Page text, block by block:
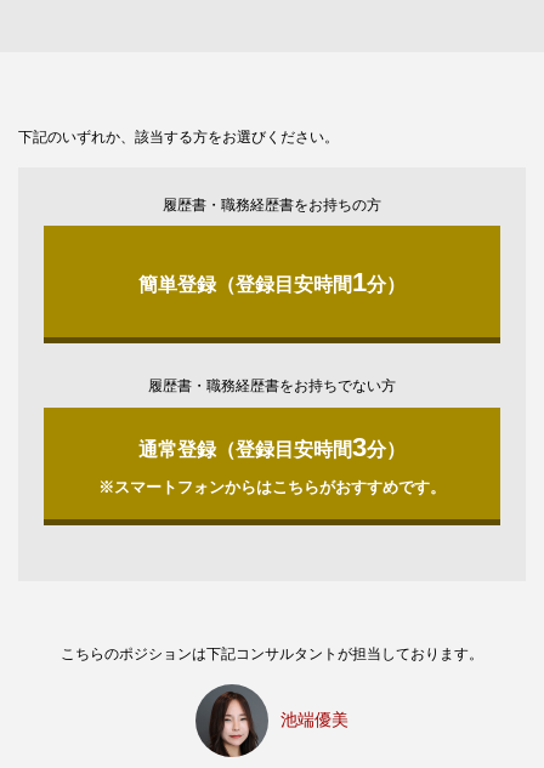
下記のいずれか、該当する方をお選びください。
履歴書・職務経歴書をお持ちの方
簡単登録（登録目安時間1分）
履歴書・職務経歴書をお持ちでない方
通常登録（登録目安時間3分）
※スマートフォンからはこちらがおすすめです。
こちらのポジションは下記コンサルタントが担当しております。
池端優美